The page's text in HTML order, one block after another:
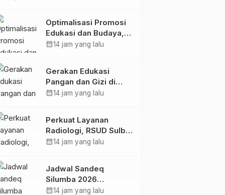
Optimalisasi Promosi
Edukasi dan Budaya,
Anjungan Provinsi
Bersama Sky World
TMII
calendar_month14 jam yang lalu
Gerakan Edukasi
Pangan dan Gizi di
Mamasa: Tingkatkan
dalam Pemenuhan Gizi
calendar_month14 jam yang lalu
Perkuat Layanan
Radiologi, RSUD Sulbar
Sambut Kembali dr. Iis
calendar_month14 jam yang lalu
Jadwal Sandeq
Silumba 2026
Disesuaikan,
calendar_month14 jam yang lalu